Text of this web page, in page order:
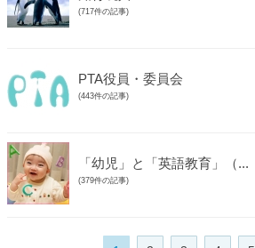
(717件の記事)
PTA役員・委員会
(443件の記事)
「幼児」と「英語教育」（...
(379件の記事)